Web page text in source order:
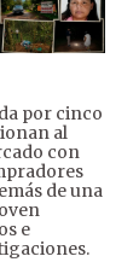
por cinco
al
con
de una
e